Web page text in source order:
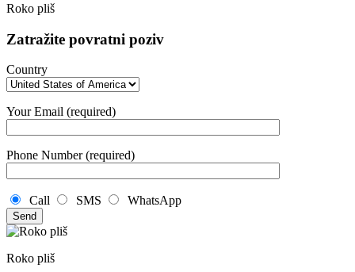
Roko pliš
Zatražite povratni poziv
Country
Your Email (required)
Phone Number (required)
Call SMS WhatsApp
Roko pliš